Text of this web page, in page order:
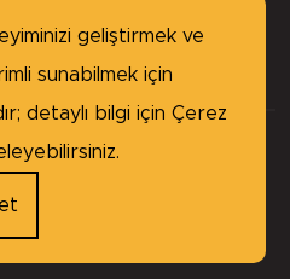
Keçeleri, tüm hakları
byBABEL
geliştirmek ve
sunabilmek için
detaylı bilgi için Çerez